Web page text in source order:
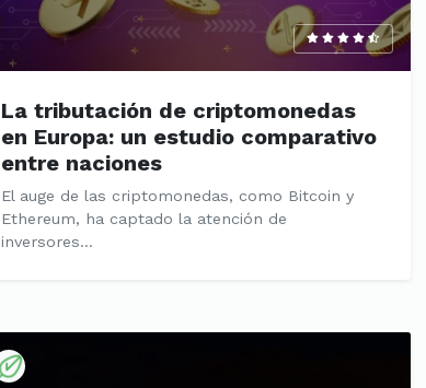
La tributación de criptomonedas
en Europa: un estudio comparativo
entre naciones
El auge de las criptomonedas, como Bitcoin y
Ethereum, ha captado la atención de
inversores...